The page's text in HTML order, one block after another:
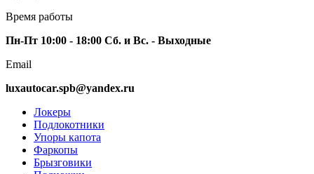
Время работы
Пн-Пт 10:00 - 18:00 Сб. и Вс. - Выходные
Email
luxautocar.spb@yandex.ru
Локеры
Подлокотники
Упоры капота
Фаркопы
Брызговики